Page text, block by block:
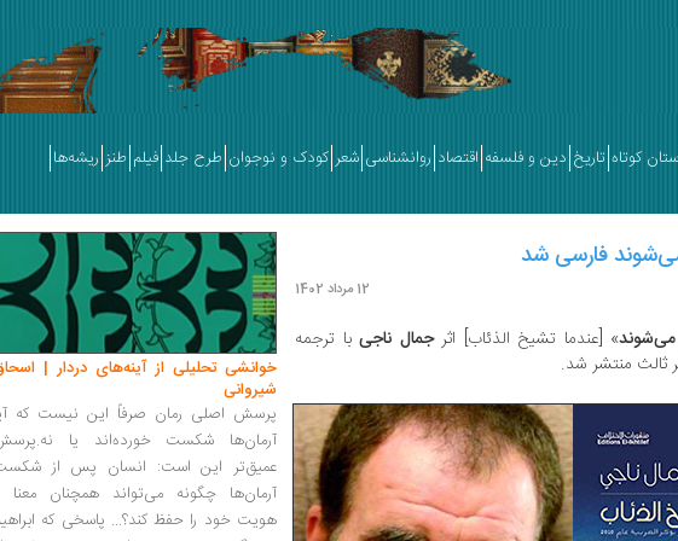
کوتاه تاریخ دین و فلسفه اقتصاد روانشناسی شعر کودک و نوجوان طرح جلد فیلم طنز ریشه‌ها
فارسی شد
12 مرداد 1402
» [عندما تشیخ الذئاب] اثرجمال ناجی با ترجمه
ثالث منتشر شد.
خوانشی تحلیلی از آینه‌های دردار |
شیروانی
پرسش اصلی رمان صرفاً این نیست که
آرمان‌ها شکست خورده‌اند یا
عمیق‌تر این است: انسان پس از
آرمان‌ها چگونه می‌تواند همچنان معنا
هویت خود را حفظ کند؟... پاسخی که